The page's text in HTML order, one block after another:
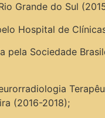
Grande do Sul
Hospital de
pela Sociedade
(2016-2018);